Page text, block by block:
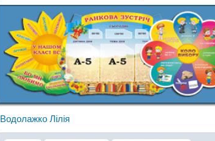
Водолажко Лілія